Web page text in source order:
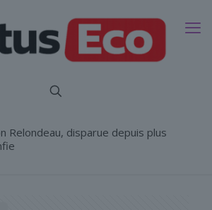
Relondeau, disparue depuis plus